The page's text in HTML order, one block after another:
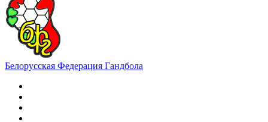
Белорусская Федерация Гандбола